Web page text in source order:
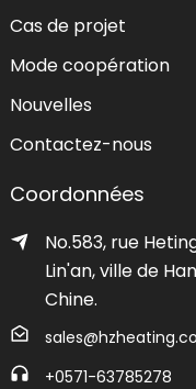
Cas de projet
Mode coopération
Nouvelles
Contactez-nous
Coordonnées
No.583, rue
Lin'an, ville de
Chine.
+0571-63785278